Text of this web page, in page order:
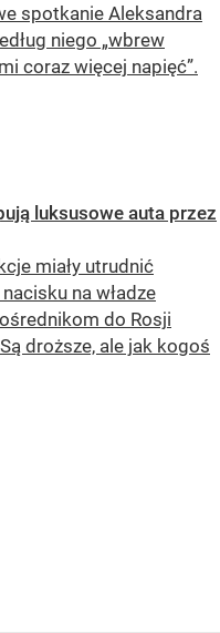
spotkanie Aleksandra
niego „wbrew
coraz więcej napięć”.
luksusowe auta przez
miały utrudnić
na władze
do Rosji
droższe, ale jak kogoś